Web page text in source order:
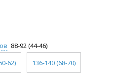
88-92 (44-46)
62) 136-140 (68-70)